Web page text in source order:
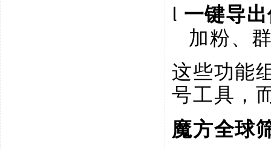
l 一键导
加粉、
这些功能
号工具，
魔方全球